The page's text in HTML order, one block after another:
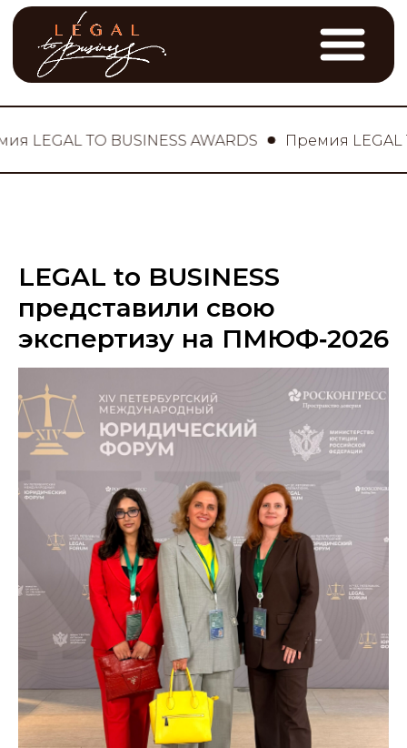
TO BUSINESS AWARDS Премия LEGAL TO
LEGAL to BUSINESS
представили свою
экспертизу на ПМЮФ‑2026